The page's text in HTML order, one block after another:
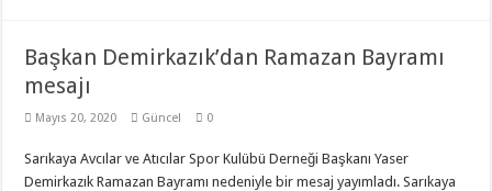
Başkan Demirkazık’dan Ramazan Bayramı
mesajı
Mayıs 20, 2020 Güncel 0
Sarıkaya Avcılar ve Atıcılar Spor Kulübü Derneği Başkanı Yaser
Demirkazık Ramazan Bayramı nedeniyle bir mesaj yayımladı. Sarıkaya